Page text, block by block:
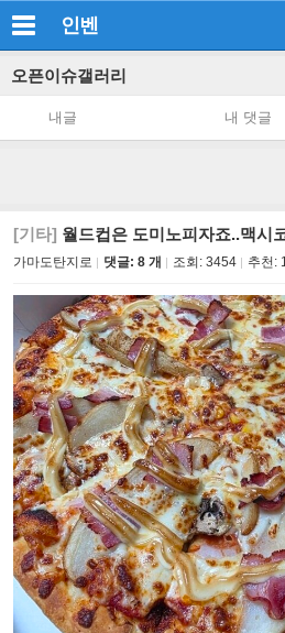
인벤
오픈이슈갤러리
내글 내 댓글
[기타] 월드컵은 도미노피자죠..맥시
가마도탄지로 댓글: 8 개 조회: 3454 추천: